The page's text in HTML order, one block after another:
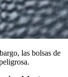
las bolsas de